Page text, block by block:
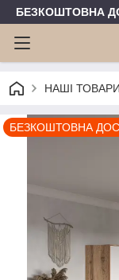
БЕЗКОШТОВНА
НАШІ ТОВАРИ
БЕЗКОШТОВНА